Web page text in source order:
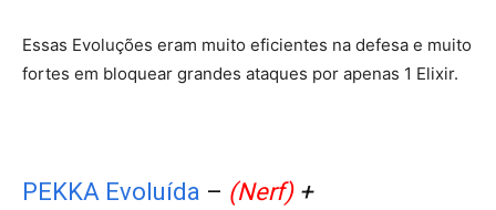
Essas Evoluções eram muito eficientes na defesa e muito
fortes em bloquear grandes ataques por apenas 1 Elixir.
PEKKA Evoluída – (Nerf)+